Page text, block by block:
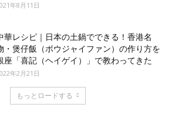
年8月11日
華レシピ｜日本の土鍋でできる！香港名
・煲仔飯（ボウジャイファン）の作り方を
座「喜記（ヘイゲイ）」で教わってきた
年2月21日
もっとロードする
た